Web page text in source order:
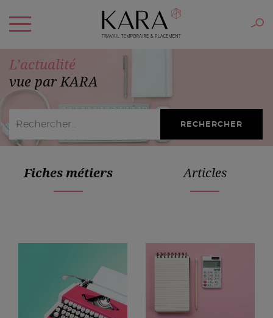
L’actualité
vue par KARA
Fiches métiers Articles